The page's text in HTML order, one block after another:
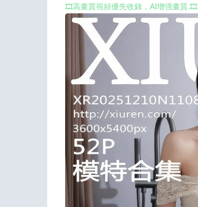
🎞️高畫質視頻優先收錄，AI增强畫質.🎞️